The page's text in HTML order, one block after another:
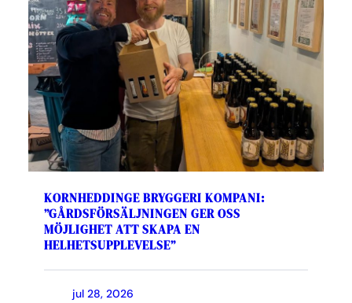
KORNHEDDINGE BRYGGERI KOMPANI:
”GÅRDSFÖRSÄLJNINGEN GER OSS
MÖJLIGHET ATT SKAPA EN
HELHETSUPPLEVELSE”
jul 28, 2026